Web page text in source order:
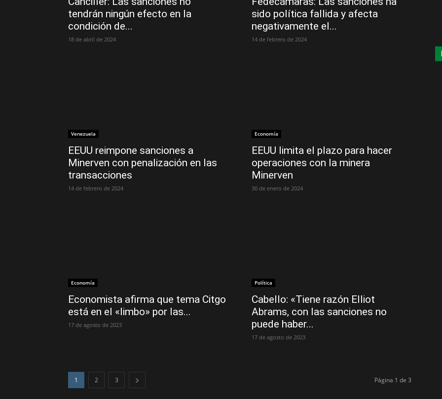
tendrán ningún efecto en la
condición de...
18 de abril de 2024
sido política fallida y afecta
negativamente el...
14 de febrero de 2024
Venezuela
EEUU reimpone sanciones a
Minerven con penalización en las
transacciones
14 de febrero de 2024
Economía
EEUU limita el plazo para hacer
operaciones con la minera
Minerven
30 de enero de 2024
Economía
Economista afirma que tema Citgo
está en el «limbo» por las...
17 de agosto de 2023
Política
Cabello: «Tiene razón Elliot
Abrams, con las sanciones no
puede haber...
17 de agosto de 2023
1 2 3 Página 1 de 3